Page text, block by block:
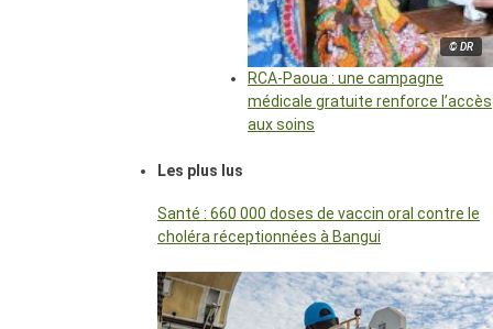
© DR
RCA-Paoua : une campagne
médicale gratuite renforce l’accès
aux soins
Les plus lus
Santé : 660 000 doses de vaccin oral contre le
choléra réceptionnées à Bangui